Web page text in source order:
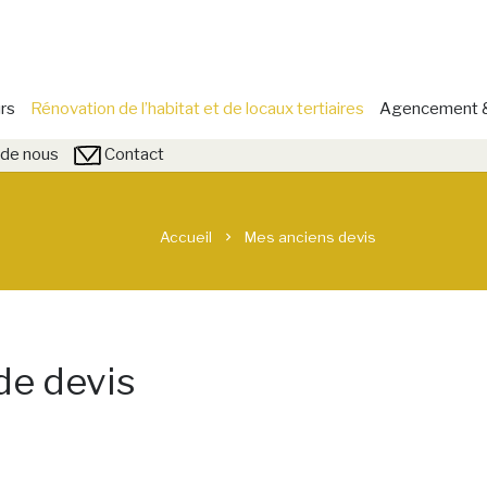
Rénovation de l’habitat et de locaux tertiaires Agencement
nous Contact
Accueil chevron_right Mes anciens devis
devis